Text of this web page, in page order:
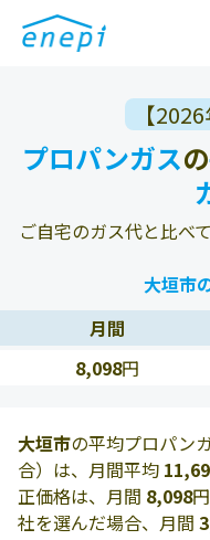
【
プロパンガスの
ご自宅のガス代と比べ
大垣市
月間
8,098円
大垣市の平均プロパン
合）は、月間平均
正価格は、月間 8,098
社を選んだ場合、月間